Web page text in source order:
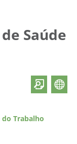
Saúde
Trabalho